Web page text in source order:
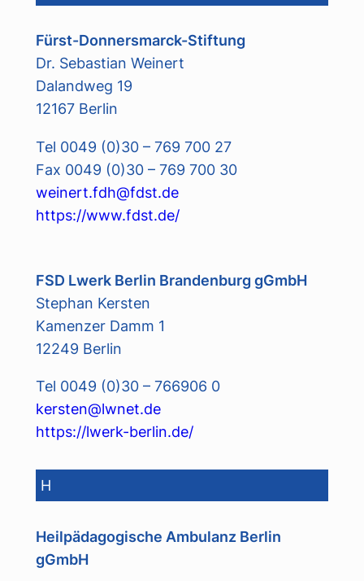
Fürst-Donnersmarck-Stiftung
Dr. Sebastian Weinert
Dalandweg 19
12167 Berlin
Tel 0049 (0)30 – 769 700 27
Fax 0049 (0)30 – 769 700 30
weinert.fdh@fdst.de
https://www.fdst.de/
FSD Lwerk Berlin Brandenburg gGmbH
Stephan Kersten
Kamenzer Damm 1
12249 Berlin
Tel 0049 (0)30 – 766906 0
kersten@lwnet.de
https://lwerk-berlin.de/
H
Heilpädagogische Ambulanz Berlin
gGmbH